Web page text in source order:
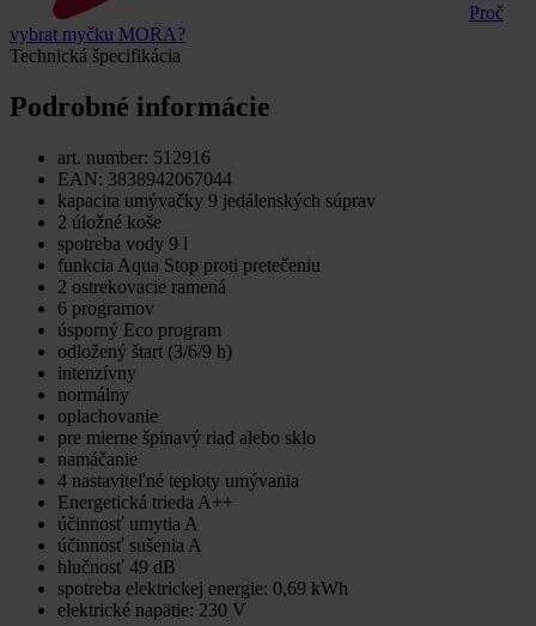
Proč
vybrat myčku MORA?
Technická špecifikácia
Podrobné informácie
art. number: 512916
EAN: 3838942067044
kapacita umývačky 9 jedálenských súprav
2 úložné koše
spotreba vody 9 l
funkcia Aqua Stop proti pretečeniu
2 ostrekovacie ramená
6 programov
úsporný Eco program
odložený štart (3/6/9 h)
intenzívny
normálny
oplachovanie
pre mierne špinavý riad alebo sklo
namáčanie
4 nastaviteľné teploty umývania
Energetická trieda A++
účinnosť umytia A
účinnosť sušenia A
hlučnosť 49 dB
spotreba elektrickej energie: 0,69 kWh
elektrické napätie: 230 V